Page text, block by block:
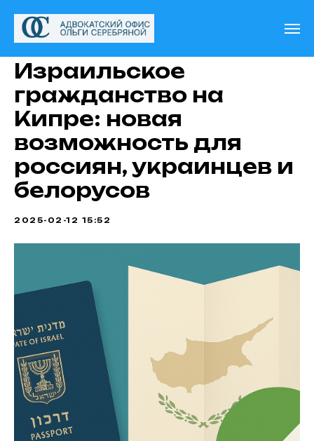
Израильское
гражданство на
Кипре: новая
возможность для
россиян, украинцев и
белорусов
2025-02-12 15:52